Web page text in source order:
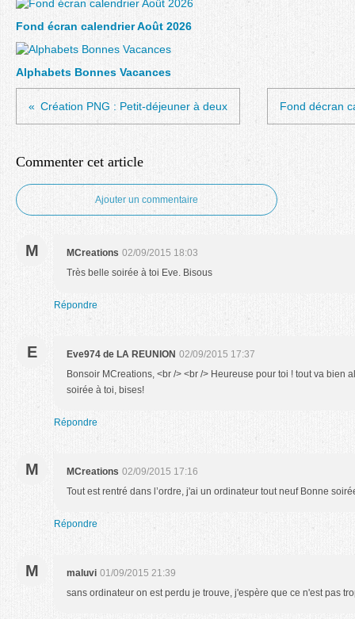
Fond écran calendrier Août 2026
Alphabets Bonnes Vacances
Création PNG : Petit-déjeuner à deux Fond décran
Commenter cet article
Ajouter un commentaire
M MCreations 02/09/2015 18:03
Très belle soirée à toi Eve. Bisous
Répondre
E Eve974 de LA REUNION 02/09/2015 17:37
Bonsoir MCreations, <br /> <br /> Heureuse pour toi ! tout va bien
soirée à toi, bises!
Répondre
M MCreations 02/09/2015 17:16
Tout est rentré dans l’ordre, j'ai un ordinateur tout neuf Bonne
Répondre
M maluvi 01/09/2015 21:39
sans ordinateur on est perdu je trouve, j'espère que ce n'est pas